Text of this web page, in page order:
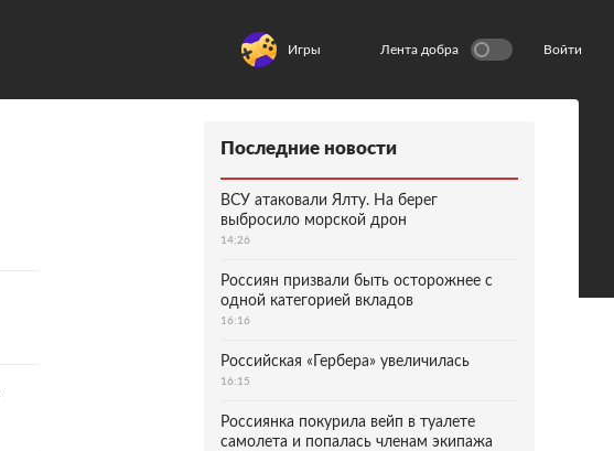
Игры Лента добра Войти
Последние новости
ВСУ атаковали Ялту. На берег
выбросило морской дрон
14:26
Россиян призвали быть осторожнее с
одной категорией вкладов
16:16
Российская «Гербера» увеличилась
16:15
Россиянка покурила вейп в туалете
самолета и попалась членам экипажа